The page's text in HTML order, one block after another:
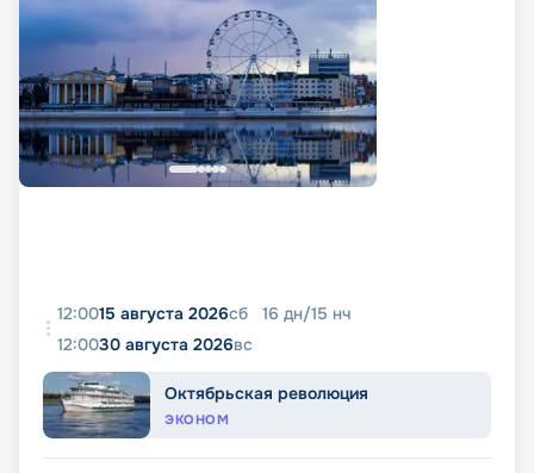
12:0015 августа 2026сб 16 дн/15 нч
12:0030 августа 2026вс
Октябрьская революция
ЭКОНОМ